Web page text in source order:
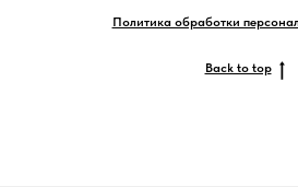
Политика обработки
Back to top